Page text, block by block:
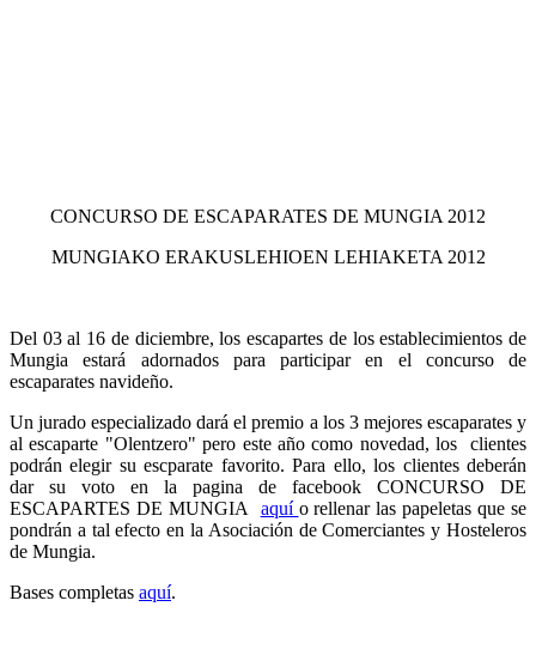
CONCURSO DE ESCAPARATES DE MUNGIA 2012
MUNGIAKO ERAKUSLEHIOEN LEHIAKETA 2012
Del 03 al 16 de diciembre, los escapartes de los establecimientos de
Mungia estará adornados para participar en el concurso de
escaparates navideño.
Un jurado especializado dará el premio a los 3 mejores escaparates y
al escaparte "Olentzero" pero este año como novedad, los clientes
podrán elegir su escparate favorito. Para ello, los clientes deberán
dar su voto en la pagina de facebook CONCURSO DE
ESCAPARTES DE MUNGIA aquí o rellenar las papeletas que se
pondrán a tal efecto en la Asociación de Comerciantes y Hosteleros
de Mungia.
Bases completas aquí.